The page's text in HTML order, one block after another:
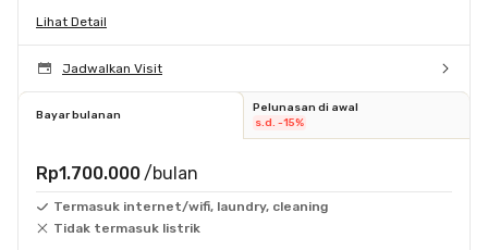
Lihat Detail
Jadwalkan Visit
Bayar bulanan
Pelunasan di awal
s.d. -15%
Rp1.700.000 /bulan
Termasuk internet/wifi, laundry, cleaning
Tidak termasuk listrik